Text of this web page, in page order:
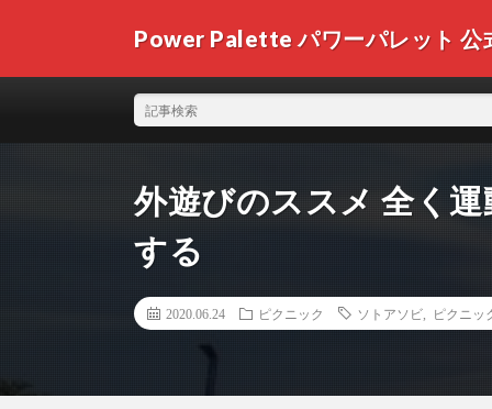
Power Palette パワーパレット 公
外遊びのススメ 全く
する
2020.06.24 ピクニック ソトアソビ ピクニッ